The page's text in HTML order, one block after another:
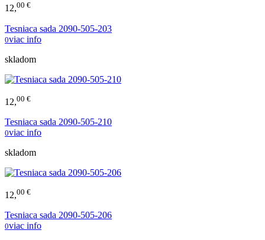
12,00 €
Tesniaca sada 2090-505-203
0viac info
skladom
12,00 €
Tesniaca sada 2090-505-210
0viac info
skladom
12,00 €
Tesniaca sada 2090-505-206
0viac info